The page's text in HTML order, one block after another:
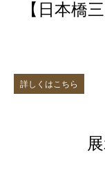
【日本橋
詳しくはこちら